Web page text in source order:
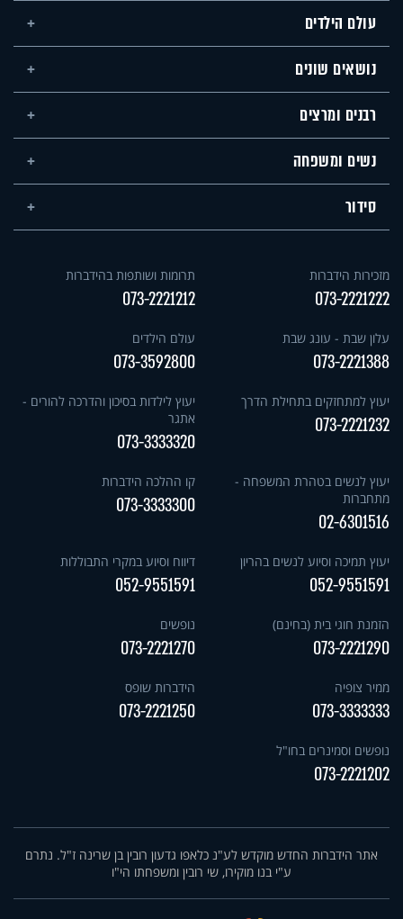
עולם הילדים
נושאים שונים
רבנים ומרצים
נשים ומשפחה
סידור
מזכירות הידברות
073-2221222
תרומות ושותפות בהידברות
073-2221212
עלון שבת - עונג שבת
073-2221388
עולם הילדים
073-3592800
יעוץ למתחזקים בתחילת הדרך
073-2221232
יעוץ לילדות בסיכון והדרכה להורים -
אתגר
073-3333320
יעוץ לנשים בטהרת המשפחה -
מתחברות
02-6301516
קו ההלכה הידברות
073-3333300
יעוץ תמיכה וסיוע לנשים בהריון
052-9551591
דיווח וסיוע במקרי התבוללות
052-9551591
הזמנת חוגי בית (בחינם)
073-2221290
נופשים
073-2221270
ממיר צופיה
073-3333333
הידברות שופס
073-2221250
נופשים וסמינרים בחו"ל
073-2221202
אתר הידברות החדש מוקדש לע"נ כלאפו גדעון רובין בן שרינה ז"ל. נתרם
ע"י בנו מוקירו, שי רובין ומשפחתו הי"ו